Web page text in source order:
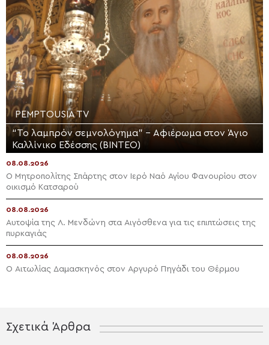
PEMPTOUSIA TV
“Το λαμπρόν σεμνολόγημα” – Αφιέρωμα στον Άγιο
Καλλίνικο Εδέσσης (ΒΙΝΤΕΟ)
08.08.2026
Ο Μητροπολίτης Σπάρτης στον Ιερό Ναό Αγίου Φανουρίου στον
οικισμό Κατσαρού
08.08.2026
Αυτοψία της Λ. Μενδώνη στα Αιγόσθενα για τις επιπτώσεις της
πυρκαγιάς
08.08.2026
Ο Αιτωλίας Δαμασκηνός στον Αργυρό Πηγάδι του Θέρμου
Σχετικά Άρθρα